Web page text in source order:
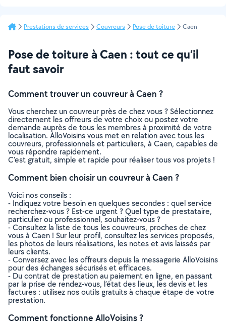
Prestations de services Couvreurs Pose de toiture Caen
Pose de toiture à Caen : tout ce qu’il
faut savoir
Comment trouver un couvreur à Caen ?
Vous cherchez un couvreur près de chez vous ? Sélectionnez
directement les offreurs de votre choix ou postez votre
demande auprès de tous les membres à proximité de votre
localisation. AlloVoisins vous met en relation avec tous les
couvreurs, professionnels et particuliers, à Caen, capables de
vous répondre rapidement.
C’est gratuit, simple et rapide pour réaliser tous vos projets !
Comment bien choisir un couvreur à Caen ?
Voici nos conseils :
- Indiquez votre besoin en quelques secondes : quel service
recherchez-vous ? Est-ce urgent ? Quel type de prestataire,
particulier ou professionnel, souhaitez-vous ?
- Consultez la liste de tous les couvreurs, proches de chez
vous à Caen ! Sur leur profil, consultez les services proposés,
les photos de leurs réalisations, les notes et avis laissés par
leurs clients.
- Conversez avec les offreurs depuis la messagerie AlloVoisins
pour des échanges sécurisés et efficaces.
- Du contrat de prestation au paiement en ligne, en passant
par la prise de rendez-vous, l’état des lieux, les devis et les
factures : utilisez nos outils gratuits à chaque étape de votre
prestation.
Comment fonctionne AlloVoisins ?